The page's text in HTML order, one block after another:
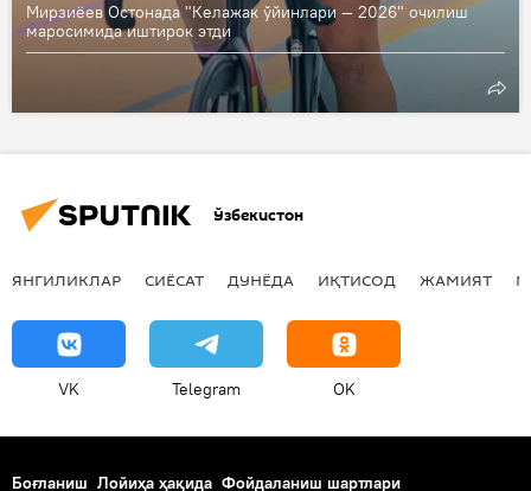
Мирзиёев Остонада "Келажак ўйинлари — 2026" очилиш
маросимида иштирок этди
Ўзбекистон
ЯНГИЛИКЛАР СИЁСАТ ДУНЁДА ИҚТИСОД ЖАМИЯТ
VK Telegram OK
Боғланиш Лойиҳа ҳақида Фойдаланиш шартлари